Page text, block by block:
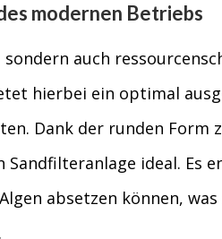
modernen Betriebs
auch
hierbei ein optimal
Dank der runden Form
ideal. Es
absetzen können,